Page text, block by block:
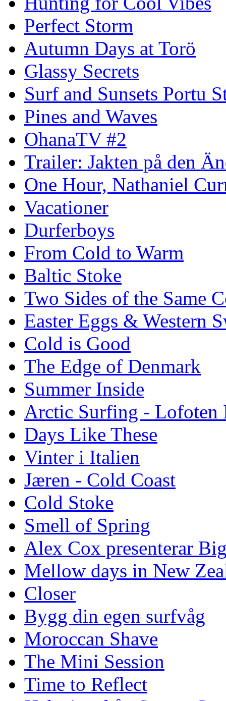
Perfect Storm
Autumn Days at Torö
Glassy Secrets
Surf and Sunsets Portu
Pines and Waves
OhanaTV #2
Trailer: Jakten på den
One Hour, Nathaniel
Vacationer
Durferboys
From Cold to Warm
Baltic Stoke
Two Sides of the Same
Easter Eggs & Western
Cold is Good
The Edge of Denmark
Summer Inside
Arctic Surfing - Lofoten
Days Like These
Vinter i Italien
Jæren - Cold Coast
Cold Stoke
Smell of Spring
Alex Cox presenterar
Mellow days in New
Closer
Bygg din egen surfvåg
Moroccan Shave
The Mini Session
Time to Reflect